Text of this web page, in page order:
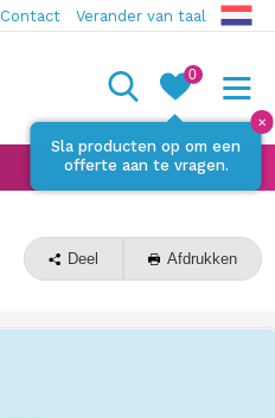
Contact Verander van taal
0
Sla producten op om een
offerte aan te vragen.
✕
Deel Afdrukken